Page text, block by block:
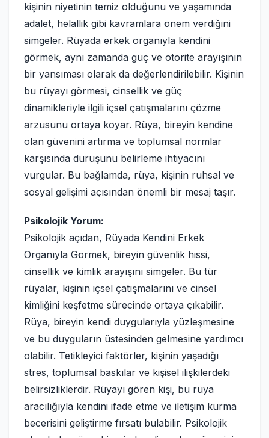
kişinin niyetinin temiz olduğunu ve yaşamında
adalet, helallik gibi kavramlara önem verdiğini
simgeler. Rüyada erkek organıyla kendini
görmek, aynı zamanda güç ve otorite arayışının
bir yansıması olarak da değerlendirilebilir. Kişinin
bu rüyayı görmesi, cinsellik ve güç
dinamikleriyle ilgili içsel çatışmalarını çözme
arzusunu ortaya koyar. Rüya, bireyin kendine
olan güvenini artırma ve toplumsal normlar
karşısında duruşunu belirleme ihtiyacını
vurgular. Bu bağlamda, rüya, kişinin ruhsal ve
sosyal gelişimi açısından önemli bir mesaj taşır.
Psikolojik Yorum:
Psikolojik açıdan, Rüyada Kendini Erkek
Organıyla Görmek, bireyin güvenlik hissi,
cinsellik ve kimlik arayışını simgeler. Bu tür
rüyalar, kişinin içsel çatışmalarını ve cinsel
kimliğini keşfetme sürecinde ortaya çıkabilir.
Rüya, bireyin kendi duygularıyla yüzleşmesine
ve bu duyguların üstesinden gelmesine yardımcı
olabilir. Tetikleyici faktörler, kişinin yaşadığı
stres, toplumsal baskılar ve kişisel ilişkilerdeki
belirsizliklerdir. Rüyayı gören kişi, bu rüya
aracılığıyla kendini ifade etme ve iletişim kurma
becerisini geliştirme fırsatı bulabilir. Psikolojik